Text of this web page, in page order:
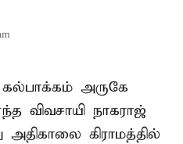
அருகே
விவசாயி நாகராஜ்
கிராமத்தில்